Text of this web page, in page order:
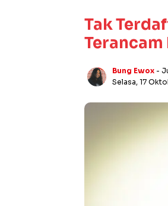
Tak
Bung Ewox -
Selasa, 17